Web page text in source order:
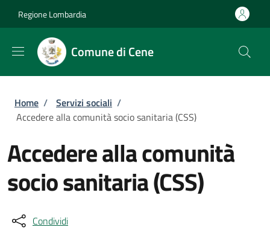
Regione Lombardia
Comune di Cene
Briciole di pane
Home / Servizi sociali /
Accedere alla comunità socio sanitaria (CSS)
Accedere alla comunità
socio sanitaria (CSS)
Condividi